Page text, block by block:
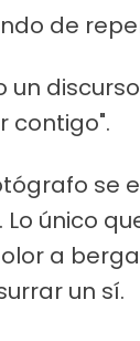
de
un
contigo".
se
Lo único
a
un sí.